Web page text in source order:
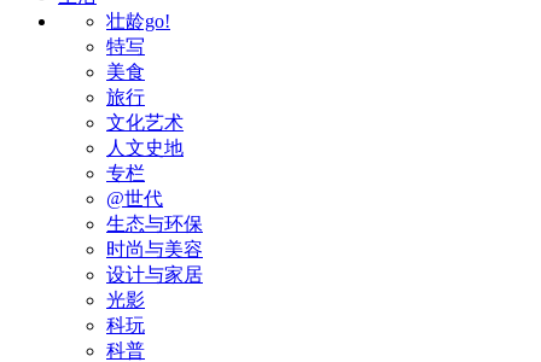
壮龄go!
特写
美食
旅行
文化艺术
人文史地
专栏
@世代
生态与环保
时尚与美容
设计与家居
光影
科玩
科普